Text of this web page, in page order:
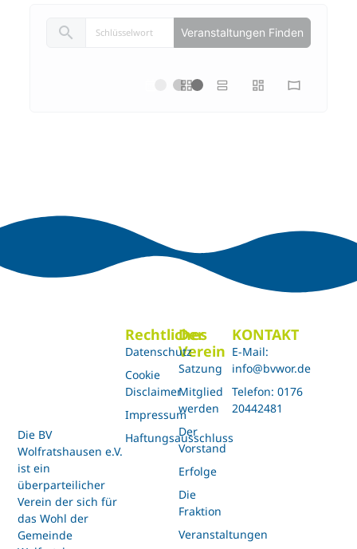
search Veranstaltungen Finden
Die BV
Wolfratshausen e.V.
ist ein
überparteilicher
Verein der sich für
das Wohl der
Gemeinde
Der
Verein
Satzung
Mitglied
werden
Der
Vorstand
Erfolge
Die
Fraktion
Veranstaltungen
Rechtliches
Datenschutz
Cookie
Disclaimer
Impressum
Haftungsausschluss
KONTAKT
E-Mail:
info@bvwor.de
Telefon: 0176
20442481